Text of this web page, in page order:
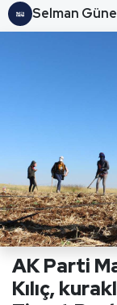
Selman
AK Parti
Kılıç,